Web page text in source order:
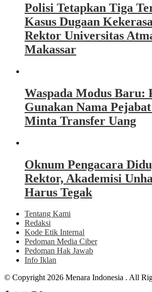
Polisi Tetapkan Tiga
Kasus Dugaan
Rektor Universitas
Makassar
Waspada Modus Baru:
Gunakan Nama
Minta Transfer Uang
Oknum Pengacara
Rektor, Akademisi
Harus Tegak
Tentang Kami
Redaksi
Kode Etik Internal
Pedoman Media Ciber
Pedoman Hak Jawab
Info Iklan
© Copyright 2026 Menara Indonesia . All